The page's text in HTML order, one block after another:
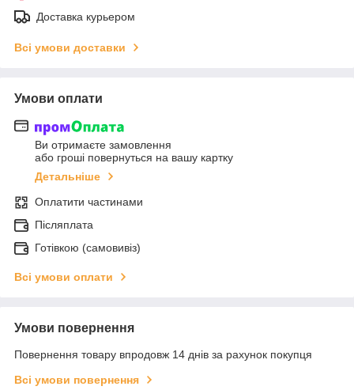
Доставка курьером
Всі умови доставки
Умови оплати
Ви отримаєте замовлення
або гроші повернуться на вашу картку
Детальніше
Оплатити частинами
Післяплата
Готівкою (самовивіз)
Всі умови оплати
Умови повернення
Повернення товару впродовж 14 днів за рахунок покупця
Всі умови повернення